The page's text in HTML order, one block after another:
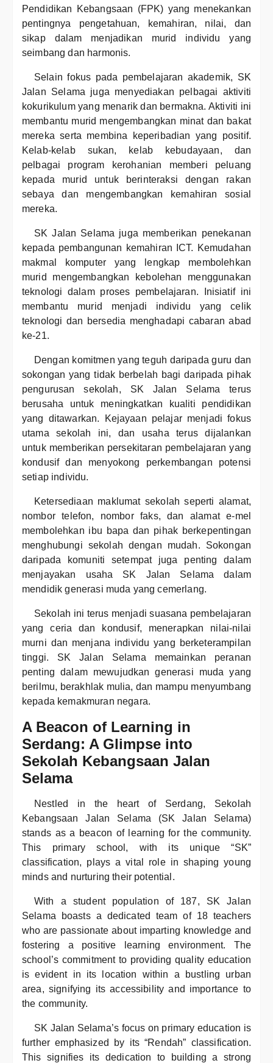
Pendidikan Kebangsaan (FPK) yang menekankan
pentingnya pengetahuan, kemahiran, nilai, dan
sikap dalam menjadikan murid individu yang
seimbang dan harmonis.
Selain fokus pada pembelajaran akademik, SK
Jalan Selama juga menyediakan pelbagai aktiviti
kokurikulum yang menarik dan bermakna. Aktiviti ini
membantu murid mengembangkan minat dan bakat
mereka serta membina keperibadian yang positif.
Kelab-kelab sukan, kelab kebudayaan, dan
pelbagai program kerohanian memberi peluang
kepada murid untuk berinteraksi dengan rakan
sebaya dan mengembangkan kemahiran sosial
mereka.
SK Jalan Selama juga memberikan penekanan
kepada pembangunan kemahiran ICT. Kemudahan
makmal komputer yang lengkap membolehkan
murid mengembangkan kebolehan menggunakan
teknologi dalam proses pembelajaran. Inisiatif ini
membantu murid menjadi individu yang celik
teknologi dan bersedia menghadapi cabaran abad
ke-21.
Dengan komitmen yang teguh daripada guru dan
sokongan yang tidak berbelah bagi daripada pihak
pengurusan sekolah, SK Jalan Selama terus
berusaha untuk meningkatkan kualiti pendidikan
yang ditawarkan. Kejayaan pelajar menjadi fokus
utama sekolah ini, dan usaha terus dijalankan
untuk memberikan persekitaran pembelajaran yang
kondusif dan menyokong perkembangan potensi
setiap individu.
Ketersediaan maklumat sekolah seperti alamat,
nombor telefon, nombor faks, dan alamat e-mel
membolehkan ibu bapa dan pihak berkepentingan
menghubungi sekolah dengan mudah. Sokongan
daripada komuniti setempat juga penting dalam
menjayakan usaha SK Jalan Selama dalam
mendidik generasi muda yang cemerlang.
Sekolah ini terus menjadi suasana pembelajaran
yang ceria dan kondusif, menerapkan nilai-nilai
murni dan menjana individu yang berketerampilan
tinggi. SK Jalan Selama memainkan peranan
penting dalam mewujudkan generasi muda yang
berilmu, berakhlak mulia, dan mampu menyumbang
kepada kemakmuran negara.
A Beacon of Learning in
Serdang: A Glimpse into
Sekolah Kebangsaan Jalan
Selama
Nestled in the heart of Serdang, Sekolah
Kebangsaan Jalan Selama (SK Jalan Selama)
stands as a beacon of learning for the community.
This primary school, with its unique “SK”
classification, plays a vital role in shaping young
minds and nurturing their potential.
With a student population of 187, SK Jalan
Selama boasts a dedicated team of 18 teachers
who are passionate about imparting knowledge and
fostering a positive learning environment. The
school’s commitment to providing quality education
is evident in its location within a bustling urban
area, signifying its accessibility and importance to
the community.
SK Jalan Selama’s focus on primary education is
further emphasized by its “Rendah” classification.
This signifies its dedication to building a strong